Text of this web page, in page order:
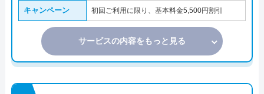
キャンペーン 初回ご利用に限り、基本料金5,500円割引
サービスの内容をもっと見る